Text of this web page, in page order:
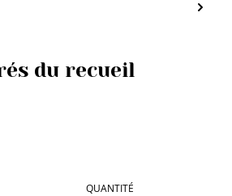
du recueil
QUANTITÉ